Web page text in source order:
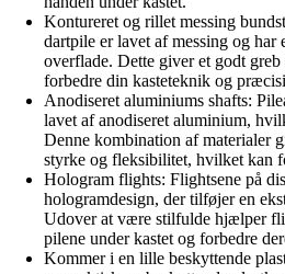
Kontureret og rillet messing
dartpile er lavet af messing og har
overflade. Dette giver et godt
forbedre din kasteteknik og
Anodiseret aluminiums shafts:
lavet af anodiseret aluminium,
Denne kombination af materialer
styrke og fleksibilitet, hvilket kan
Hologram flights: Flightsene på
hologramdesign, der tilføjer en
Udover at være stilfulde hjælper
pilene under kastet og forbedre
Kommer i en lille beskyttende